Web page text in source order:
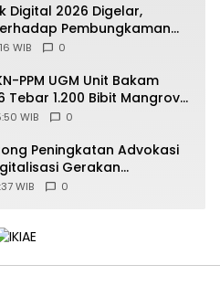
Digital 2026 Digelar,
Pembungkaman
WIB 0
PPM UGM Unit Bakam
Tebar 1.200 Bibit Mangrove
WIB 0
Peningkatan Advokasi
Gerakan
PMII DIY
WIB 0